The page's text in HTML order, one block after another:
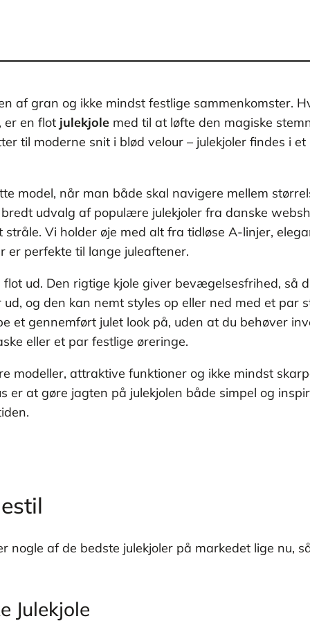
af gran og ikke mindst festlige sammenkomster.
er en flot julekjolemed til at løfte den magiske
til moderne snit i blød velour – julekjoler findes i
model, når man både skal navigere mellem
udvalg af populære julekjoler fra danske
Vi holder øje med alt fra tidløse A-linjer,
er perfekte til lange juleaftener.
ud. Den rigtige kjole giver bevægelsesfrihed, så
og den kan nemt styles op eller ned med et par
et gennemført julet look på, uden at du behøver
eller et par festlige øreringe.
modeller, attraktive funktioner og ikke mindst
er at gøre jagten på julekjolen både simpel og
nogle af de bedste julekjoler på markedet lige nu,
Julekjole